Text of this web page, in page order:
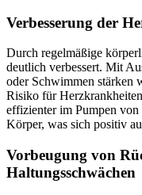
Verbesserung der
Durch regelmäßige
deutlich verbessert. Mit
oder Schwimmen stärken
Risiko für
effizienter im Pumpen
Körper, was sich positiv
Vorbeugung von
Haltungsschwächen